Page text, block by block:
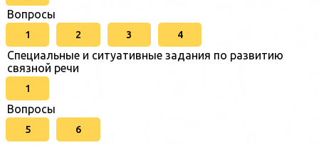
Вопросы
1 2 3 4
Специальные и ситуативные задания по развитию
связной речи
1
Вопросы
5 6